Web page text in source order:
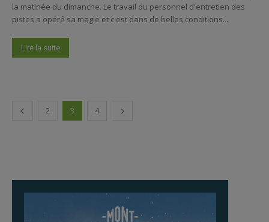
la matinée du dimanche. Le travail du personnel d'entretien des
pistes a opéré sa magie et c'est dans de belles conditions...
Lire la suite
2 3 4